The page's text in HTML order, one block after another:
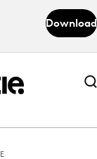
Download
Abonneer nu
Abonneer nu